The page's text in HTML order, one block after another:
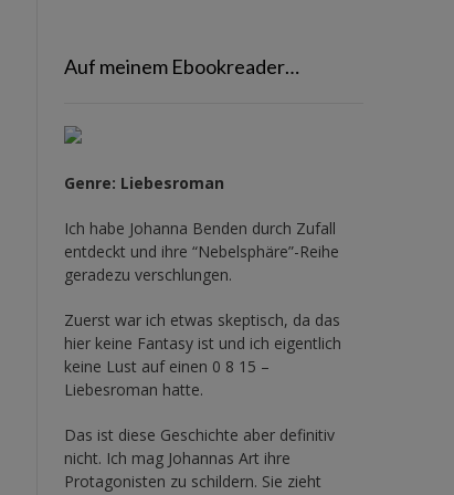
Auf meinem Ebookreader…
Genre: Liebesroman
Ich habe Johanna Benden durch Zufall
entdeckt und ihre “Nebelsphäre”-Reihe
geradezu verschlungen.
Zuerst war ich etwas skeptisch, da das
hier keine Fantasy ist und ich eigentlich
keine Lust auf einen 0 8 15 –
Liebesroman hatte.
Das ist diese Geschichte aber definitiv
nicht. Ich mag Johannas Art ihre
Protagonisten zu schildern. Sie zieht